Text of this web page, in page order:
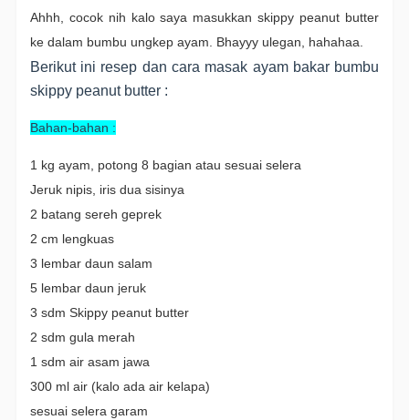
Ahhh, cocok nih kalo saya masukkan skippy peanut butter
ke dalam bumbu ungkep ayam. Bhayyy ulegan, hahahaa.
Berikut ini resep dan cara masak ayam bakar bumbu
skippy peanut butter :
Bahan-bahan :
1 kg ayam, potong 8 bagian atau sesuai selera
Jeruk nipis, iris dua sisinya
2 batang sereh geprek
2 cm lengkuas
3 lembar daun salam
5 lembar daun jeruk
3 sdm Skippy peanut butter
2 sdm gula merah
1 sdm air asam jawa
300 ml air (kalo ada air kelapa)
sesuai selera garam